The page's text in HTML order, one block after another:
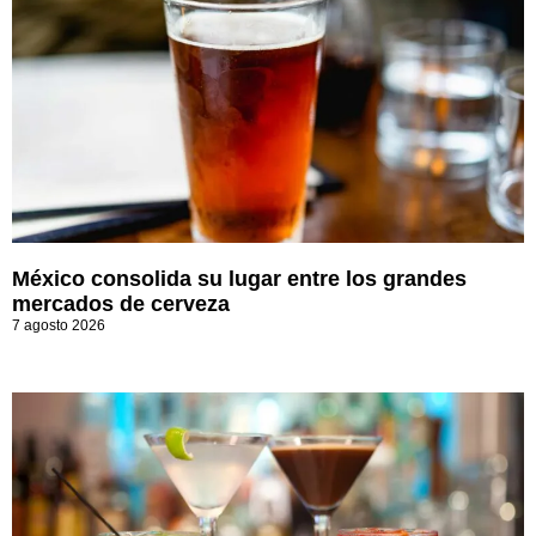
México consolida su lugar entre los grandes
mercados de cerveza
7 agosto 2026